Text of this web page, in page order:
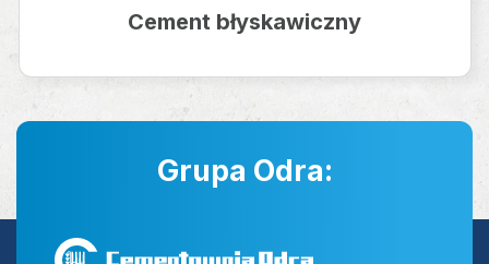
Cement błyskawiczny
Grupa Odra: